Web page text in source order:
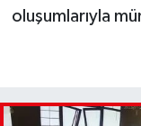
oluşumlarıyla